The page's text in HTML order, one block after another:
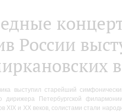
России
выступил старейший
дирижера Петербургской
XIX и XX веков, солистами стали